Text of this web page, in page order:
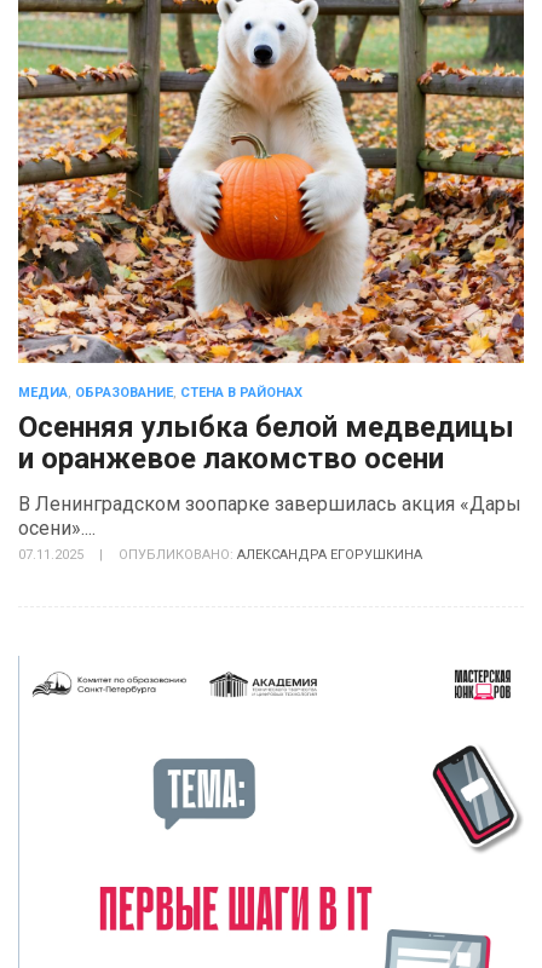
МЕДИА, ОБРАЗОВАНИЕ, СТЕНА В РАЙОНАХ
Осенняя улыбка белой медведицы
и оранжевое лакомство осени
В Ленинградском зоопарке завершилась акция «Дары
осени»....
07.11.2025 ОПУБЛИКОВАНО: АЛЕКСАНДРА ЕГОРУШКИНА